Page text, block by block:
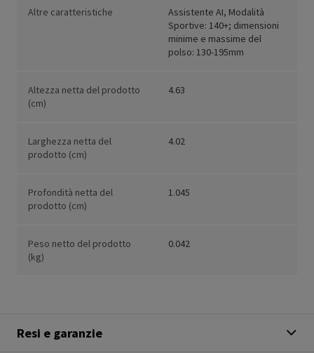
Altre caratteristiche
Assistente AI, Modalità
Sportive: 140+; dimensioni
minime e massime del
polso: 130-195mm
Altezza netta del prodotto
(cm)
4.63
Larghezza netta del
prodotto (cm)
4.02
Profondità netta del
prodotto (cm)
1.045
Peso netto del prodotto
(kg)
0.042
Resi e garanzie